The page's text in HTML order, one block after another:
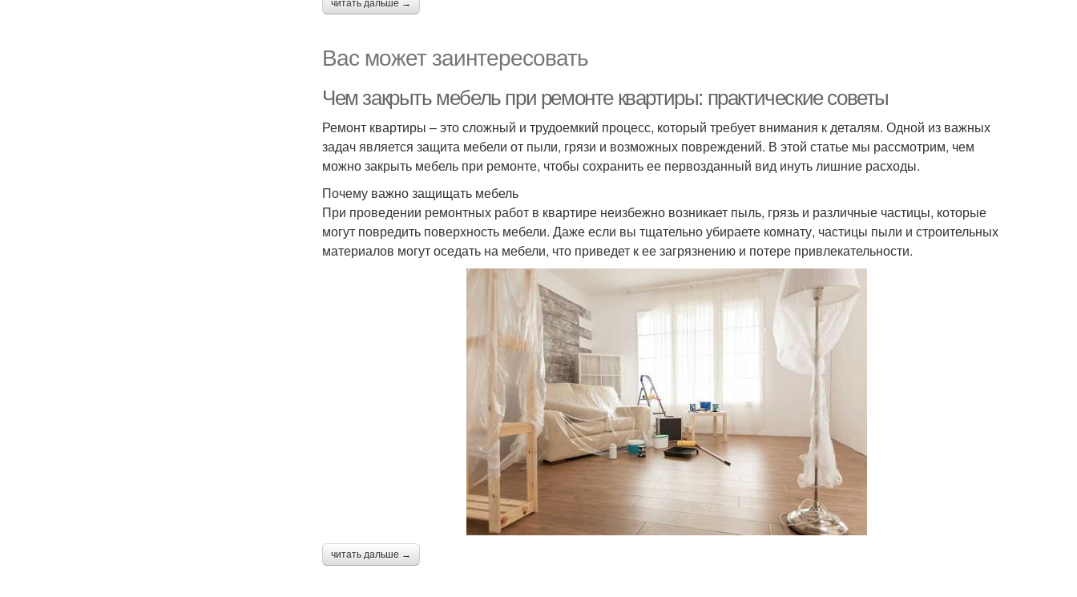
читать дальше →
Вас может заинтересовать
Чем закрыть мебель при ремонте квартиры: практические советы
Ремонт квартиры – это сложный и трудоемкий процесс, который требует внимания к деталям. Одной из важных
задач является защита мебели от пыли, грязи и возможных повреждений. В этой статье мы рассмотрим, чем
можно закрыть мебель при ремонте, чтобы сохранить ее первозданный вид инуть лишние расходы.
Почему важно защищать мебель
При проведении ремонтных работ в квартире неизбежно возникает пыль, грязь и различные частицы, которые
могут повредить поверхность мебели. Даже если вы тщательно убираете комнату, частицы пыли и строительных
материалов могут оседать на мебели, что приведет к ее загрязнению и потере привлекательности.
читать дальше →